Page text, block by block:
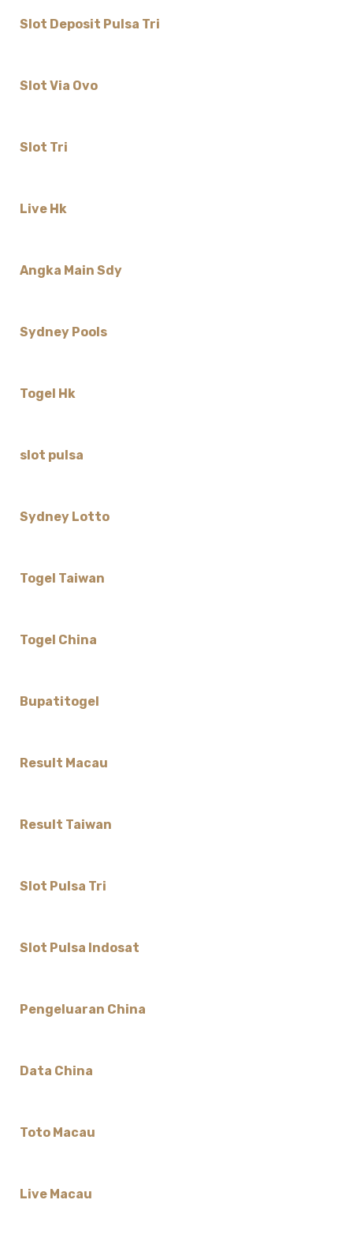
Slot Deposit Pulsa Tri
Slot Via Ovo
Slot Tri
Live Hk
Angka Main Sdy
Sydney Pools
Togel Hk
slot pulsa
Sydney Lotto
Togel Taiwan
Togel China
Bupatitogel
Result Macau
Result Taiwan
Slot Pulsa Tri
Slot Pulsa Indosat
Pengeluaran China
Data China
Toto Macau
Live Macau